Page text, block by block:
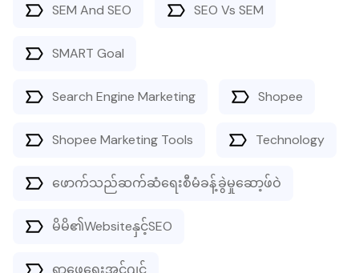
SEM And SEO SEO Vs SEM
SMART Goal
Search Engine Marketing Shopee
Shopee Marketing Tools Technology
ဖောက်သည်ဆက်ဆံရေးစီမံခန့်ခွဲမှုဆော့ဖ်ဝဲ
မိမိ၏Websiteနှင့်SEO
ရှာဖွေရေးအင်ဂျင်